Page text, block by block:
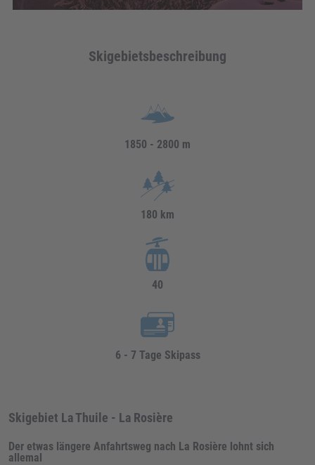
Skigebietsbeschreibung
1850 - 2800 m
180 km
40
6 - 7 Tage Skipass
Skigebiet La Thuile - La Rosière
Der etwas längere Anfahrtsweg nach La Rosière lohnt sich
allemal